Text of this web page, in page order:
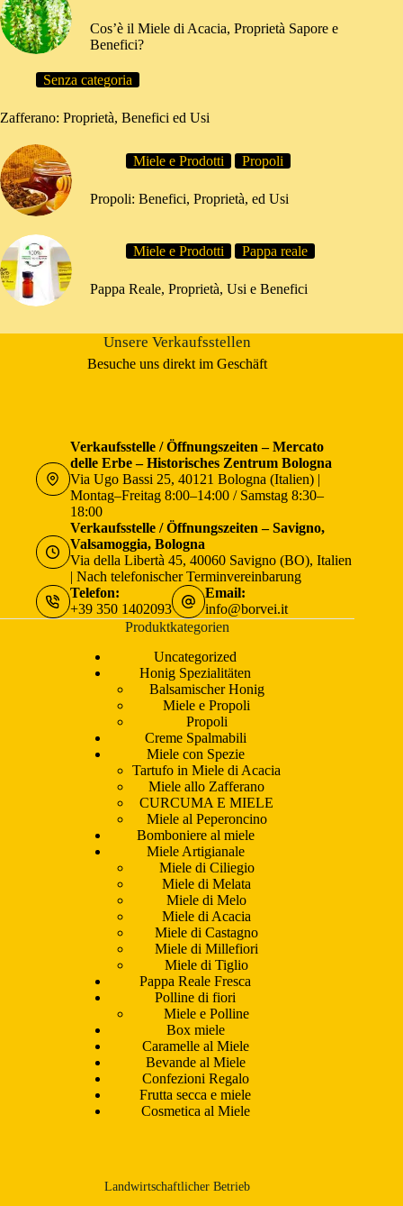
Cos’è il Miele di Acacia, Proprietà Sapore e
Benefici?
Senza categoria
Zafferano: Proprietà, Benefici ed Usi
Miele e Prodotti Propoli
Propoli: Benefici, Proprietà, ed Usi
Miele e Prodotti Pappa reale
Pappa Reale, Proprietà, Usi e Benefici
Unsere Verkaufsstellen
Besuche uns direkt im Geschäft
Verkaufsstelle / Öffnungszeiten – Mercato
delle Erbe – Historisches Zentrum Bologna
Via Ugo Bassi 25, 40121 Bologna (Italien) |
Montag–Freitag 8:00–14:00 / Samstag 8:30–
18:00
Verkaufsstelle / Öffnungszeiten – Savigno,
Valsamoggia, Bologna
Via della Libertà 45, 40060 Savigno (BO), Italien
| Nach telefonischer Terminvereinbarung
Telefon:
+39 350 1402093
Email:
info@borvei.it
Produktkategorien
Uncategorized
Honig Spezialitäten
Balsamischer Honig
Miele e Propoli
Propoli
Creme Spalmabili
Miele con Spezie
Tartufo in Miele di Acacia
Miele allo Zafferano
CURCUMA E MIELE
Miele al Peperoncino
Bomboniere al miele
Miele Artigianale
Miele di Ciliegio
Miele di Melata
Miele di Melo
Miele di Acacia
Miele di Castagno
Miele di Millefiori
Miele di Tiglio
Pappa Reale Fresca
Polline di fiori
Miele e Polline
Box miele
Caramelle al Miele
Bevande al Miele
Confezioni Regalo
Frutta secca e miele
Cosmetica al Miele
Landwirtschaftlicher Betrieb